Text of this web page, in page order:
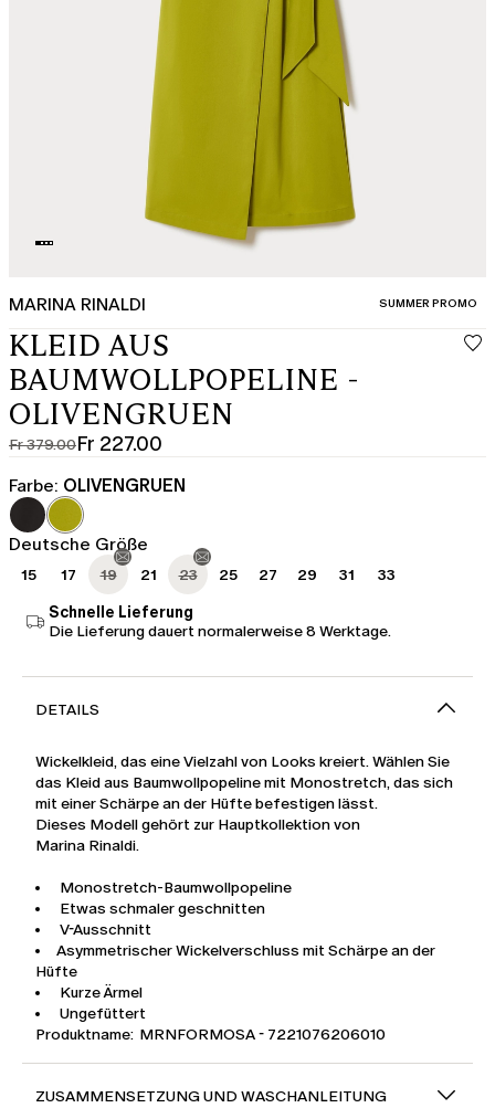
MARINA RINALDI KATEGORIE:
SUMMER PROMO
KLEID AUS
BAUMWOLLPOPELINE -
OLIVENGRUEN
Fr 379.00
Ursprünglicher
Preis
Fr
379.00
Fr 227.00
Aktueller
Preis
Fr
227.00
Farbe: OLIVENGRUEN
Deutsche Größe
15 17 19 21 23 25 27 29 31 33
Schnelle Lieferung
Die Lieferung dauert normalerweise 8 Werktage.
DETAILS
Wickelkleid, das eine Vielzahl von Looks kreiert. Wählen Sie
das Kleid aus Baumwollpopeline mit Monostretch, das sich
mit einer Schärpe an der Hüfte befestigen lässt.
Dieses Modell gehört zur Hauptkollektion von
Marina Rinaldi.
Monostretch-Baumwollpopeline
Etwas schmaler geschnitten
V-Ausschnitt
Asymmetrischer Wickelverschluss mit Schärpe an der
Hüfte
Kurze Ärmel
Ungefüttert
Produktname: MRNFORMOSA - 7221076206010
ZUSAMMENSETZUNG UND WASCHANLEITUNG